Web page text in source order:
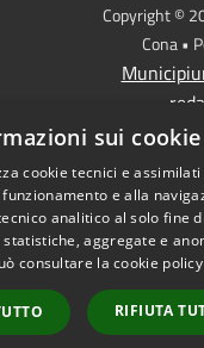
e
Copyright ©
Cona •
sui cookie
cookie tecnici e
e alla
analitico al solo fine
aggregate e
consultare la cookie
RIFIUTA